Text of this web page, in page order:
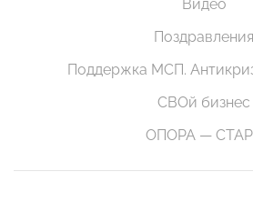
Видео
Поздравления
Поддержка МСП.
СВОй бизнес
ОПОРА —